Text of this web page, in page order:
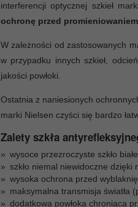
interferencji optycznej szkieł
ochronę przed promieniowaniem
W zależności od zastosowanych
w przypadku innych szkieł,
jakości powłoki.
Ostatnia z naniesionych
marki Nielsen czyści się bardzo
Zalety szkła
wysoce przezroczyste szkło białe,
szkło niemal niewidoczne dzięki
wysoka ochrona przed
maksymalna transmisja światła
dodatkowa powłoka chroniąca